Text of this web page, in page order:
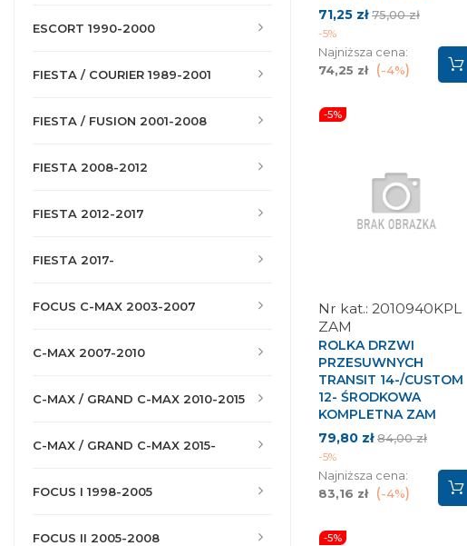
ESCORT 1990-2000
FIESTA / COURIER 1989-2001
FIESTA / FUSION 2001-2008
FIESTA 2008-2012
FIESTA 2012-2017
FIESTA 2017-
FOCUS C-MAX 2003-2007
C-MAX 2007-2010
C-MAX / GRAND C-MAX 2010-2015
C-MAX / GRAND C-MAX 2015-
FOCUS I 1998-2005
FOCUS II 2005-2008
Cena
71,25 zł Cena
75,00 zł
-5%
Najniższa cena:
74,25 zł
-4%
-5%
2010940KPL
ZAM
ROLKA DRZWI
PRZESUWNYCH
TRANSIT 14-/CUSTOM
12- ŚRODKOWA
KOMPLETNA ZAM
Cena
79,80 zł Cena
84,00 zł
-5%
Najniższa cena:
83,16 zł
-4%
-5%